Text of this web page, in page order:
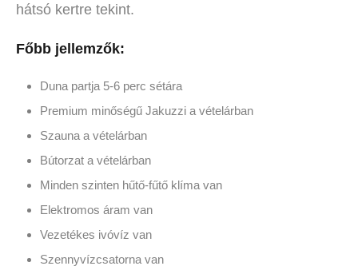
hátsó kertre tekint.
Főbb jellemzők:
Duna partja 5-6 perc sétára
Premium minőségű Jakuzzi a vételárban
Szauna a vételárban
Bútorzat a vételárban
Minden szinten hűtő-fűtő klíma van
Elektromos áram van
Vezetékes ivóvíz van
Szennyvízcsatorna van